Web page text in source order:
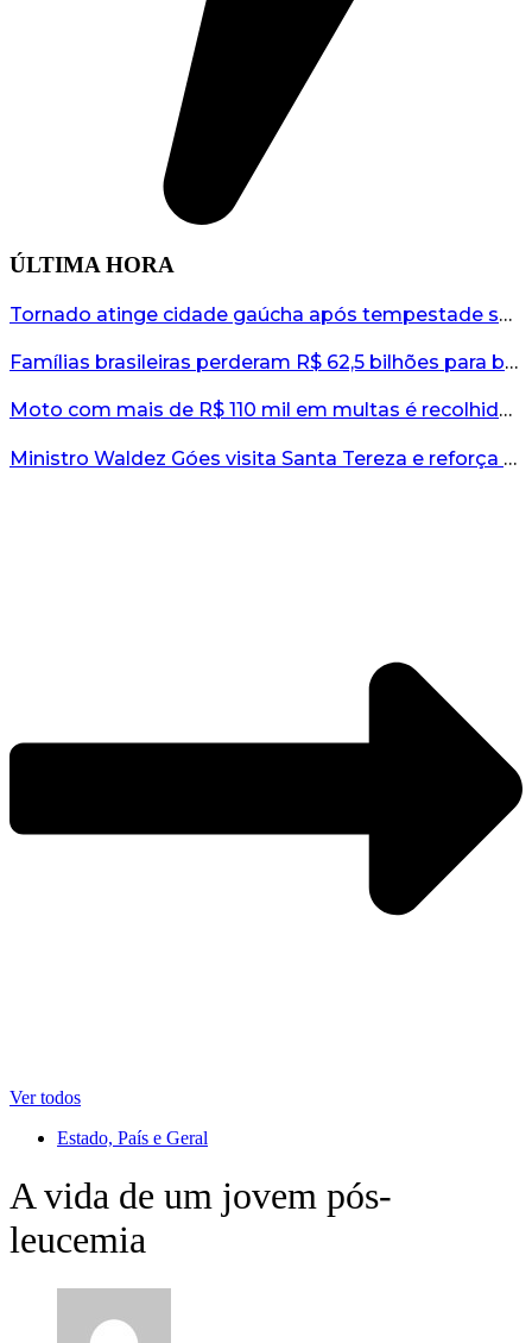
ÚLTIMA HORA
Tornado atinge cidade gaúcha após tempestade severa...
Famílias brasileiras perderam R$ 62,5 bilhões para bets em 2025, diz estudo...
Moto com mais de R$ 110 mil em multas é recolhida no interior do RS...
Ministro Waldez Góes visita Santa Tereza e reforça apoio federal à reconstrução do município...
Ver todos
Estado, País e Geral
A vida de um jovem pós-
leucemia